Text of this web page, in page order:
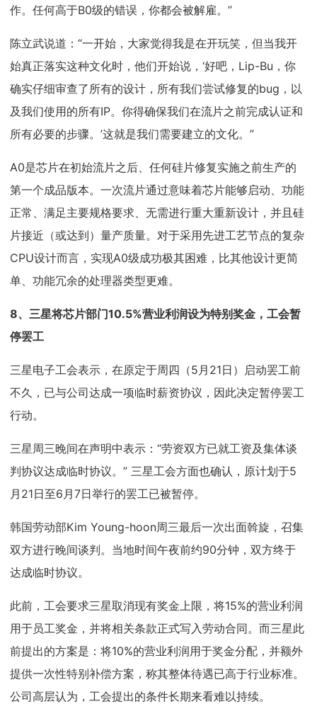
作。任何高于B0级的错误，你都会被解雇。”
陈立武说道：“一开始，大家觉得我是在开玩笑，但当我开
始真正落实这种文化时，他们开始说，‘好吧，Lip-Bu，你
确实仔细审查了所有的设计，所有我们尝试修复的bug，以
及我们使用的所有IP。你得确保我们在流片之前完成认证和
所有必要的步骤。’这就是我们需要建立的文化。”
A0是芯片在初始流片之后、任何硅片修复实施之前生产的
第一个成品版本。一次流片通过意味着芯片能够启动、功能
正常、满足主要规格要求、无需进行重大重新设计，并且硅
片接近（或达到）量产质量。对于采用先进工艺节点的复杂
CPU设计而言，实现A0级成功极其困难，比其他设计更简
单、功能冗余的处理器类型更难。
8、 三星将芯片部门10.5%营业利润设为特别奖金，工会暂
停罢工
三星电子工会表示，在原定于周四（5月21日）启动罢工前
不久，已与公司达成一项临时薪资协议，因此决定暂停罢工
行动。
三星周三晚间在声明中表示：“劳资双方已就工资及集体谈
判协议达成临时协议。” 三星工会方面也确认，原计划于5
月21日至6月7日举行的罢工已被暂停。
韩国劳动部Kim Young-hoon周三最后一次出面斡旋，召集
双方进行晚间谈判。当地时间午夜前约90分钟，双方终于
达成临时协议。
此前，工会要求三星取消现有奖金上限，将15%的营业利润
用于员工奖金，并将相关条款正式写入劳动合同。而三星此
前提出的方案是：将10%的营业利润用于奖金分配，并额外
提供一次性特别补偿方案，称其整体待遇已高于行业标准。
公司高层认为，工会提出的条件长期来看难以持续。